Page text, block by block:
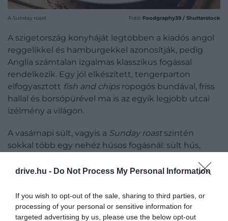
drive.hu - Do Not Process My Personal Information
If you wish to opt-out of the sale, sharing to third parties, or
processing of your personal or sensitive information for
targeted advertising by us, please use the below opt-out
A Sunday roast Fotó: Foodgraphy39 / Shutterstock
A szigetország konyháját legtöbben a kiadós angol
reggelikkel és hamburgekkel azonosítják, pedig
Anglia számtalan izgalmas klasszikus fogással
rendelkezik. Egy jól elkészített, tengerparton
elfogyasztott fish and chips ropogós bundával, friss
hallal és borsópürével ma is az egyik legjobb utcai
ízélmény a világon.
A vasárnapi sült, vagyis a Sunday roast szintén
sokkal több egy nehéz húsos fogásnál: sült hús,
ízét tartalmazógravyszósz kerül a tányérra.
vagy egy hangulatos délutáni tea melletti Apple
crumble-lel is közelebb kerülhetünk a rejtélyhez,
miért rajonganak sokan ezekért a falatokért.